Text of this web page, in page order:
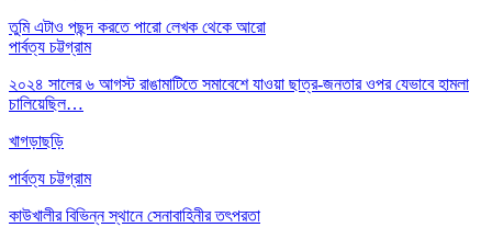
তুমি এটাও পছন্দ করতে পারো লেখক থেকে আরো
পার্বত্য চট্টগ্রাম
২০২৪ সালের ৬ আগস্ট রাঙামাটিতে সমাবেশে যাওয়া ছাত্র-জনতার ওপর যেভাবে হামলা
চালিয়েছিল…
খাগড়াছড়ি
পার্বত্য চট্টগ্রাম
কাউখালীর বিভিন্ন স্থানে সেনাবাহিনীর তৎপরতা